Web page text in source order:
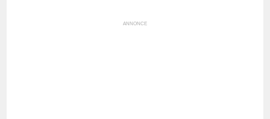
ANNONCE